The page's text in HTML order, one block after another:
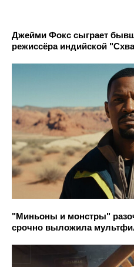
Джейми Фокс сыграет
режиссёра индийской
"Миньоны и монстры"
срочно выложила